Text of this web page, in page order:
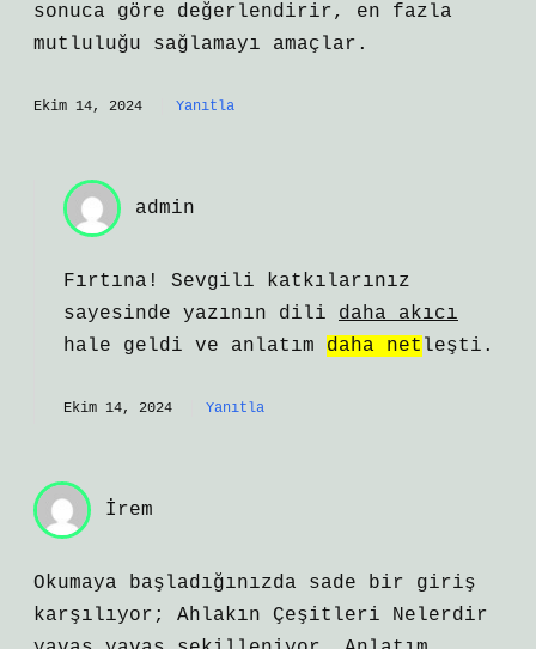
sonuca göre değerlendirir, en fazla
mutluluğu sağlamayı amaçlar.
Ekim 14, 2024 Yanıtla
admin
Fırtına! Sevgili katkılarınız
sayesinde yazının dili daha akıcı
hale geldi ve anlatım daha net leşti.
Ekim 14, 2024 Yanıtla
İrem
Okumaya başladığınızda sade bir giriş
karşılıyor; Ahlakın Çeşitleri Nelerdir